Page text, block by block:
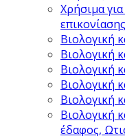
Χρήσιμα
επικονίασης
Βιολογική
Βιολογική
Βιολογική
Βιολογική
Βιολογική
Βιολογική
έδαφος,